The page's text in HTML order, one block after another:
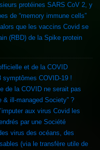
protéines SARS CoV 2, y
de “memory immune cells”
que les vaccins Covid se
(RBD) de la Spike protein
et de la COVID
symptômes COVID-19 !
de la COVID ne serait pas
& ill-managed Society” ?
aux virus Covid les
par une Société
virus des océans, des
(via le transfère utile de